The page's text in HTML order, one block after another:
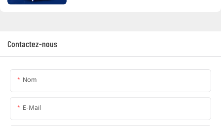
Contactez-nous
Nom
E-Mail